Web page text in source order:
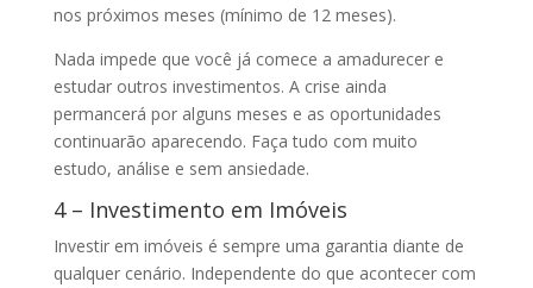
nos próximos meses (mínimo de 12 meses).
Nada impede que você já comece a amadurecer e
estudar outros investimentos. A crise ainda
permancerá por alguns meses e as oportunidades
continuarão aparecendo. Faça tudo com muito
estudo, análise e sem ansiedade.
4 – Investimento em Imóveis
Investir em imóveis é sempre uma garantia diante de
qualquer cenário. Independente do que acontecer com